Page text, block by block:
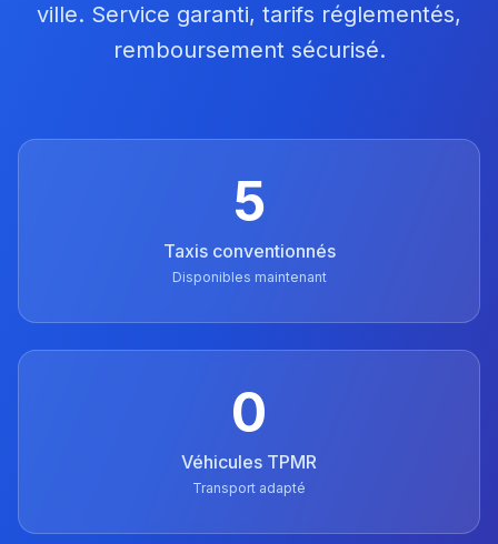
ville. Service garanti, tarifs réglementés,
remboursement sécurisé.
5
Taxis conventionnés
Disponibles maintenant
0
Véhicules TPMR
Transport adapté